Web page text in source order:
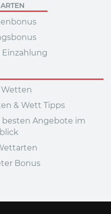
Wetten
& Wett Tipps
besten Angebote im
Bonus